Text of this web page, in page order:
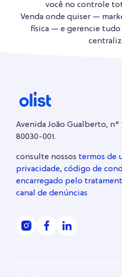
você no controle
Venda onde quiser —
física — e gerencie
Avenida João Gualberto, n°
80030-001.
consulte nossos termos de
privacidade, código de
encarregado pelo
canal de denúncias